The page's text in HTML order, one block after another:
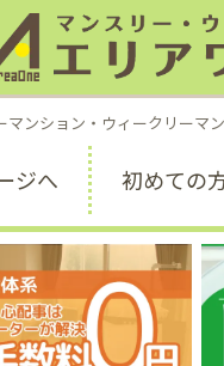
マンション・ウィークリーマ
ジへ 初めての